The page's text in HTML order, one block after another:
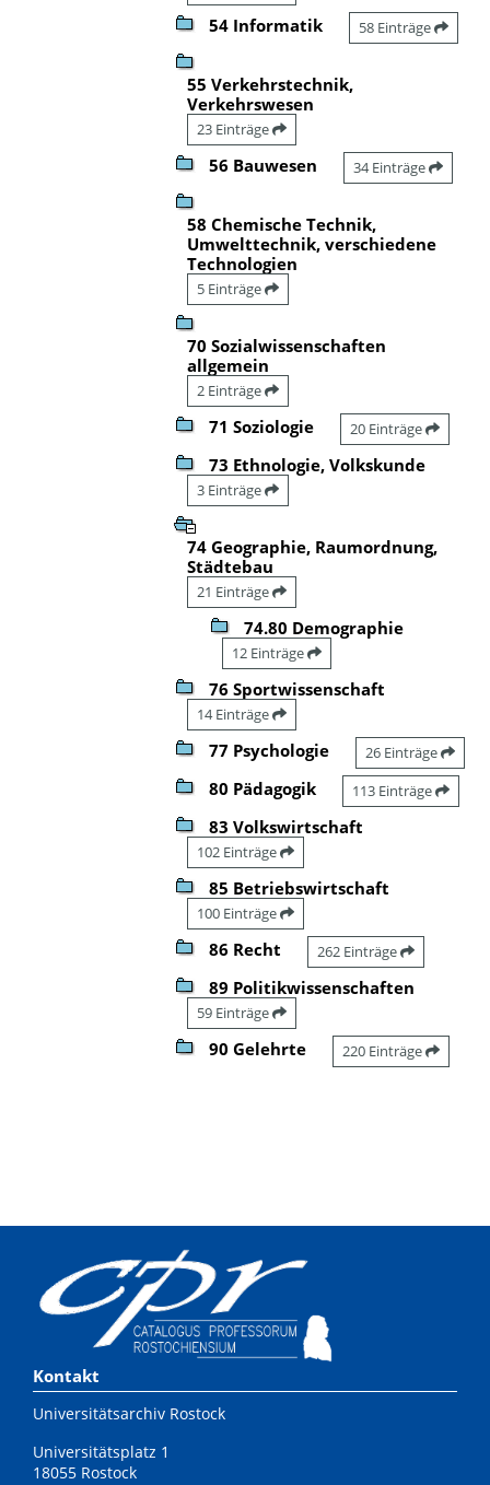
54 Informatik 58 Einträge
55 Verkehrstechnik,
Verkehrswesen
23 Einträge
56 Bauwesen 34 Einträge
58 Chemische Technik,
Umwelttechnik, verschiedene
Technologien
5 Einträge
70 Sozialwissenschaften
allgemein
2 Einträge
71 Soziologie 20 Einträge
73 Ethnologie, Volkskunde
3 Einträge
74 Geographie, Raumordnung,
Städtebau
21 Einträge
74.80 Demographie
12 Einträge
76 Sportwissenschaft
14 Einträge
77 Psychologie 26 Einträge
80 Pädagogik 113 Einträge
83 Volkswirtschaft
102 Einträge
85 Betriebswirtschaft
100 Einträge
86 Recht 262 Einträge
89 Politikwissenschaften
59 Einträge
90 Gelehrte 220 Einträge
Kontakt
Universitätsarchiv Rostock
Universitätsplatz 1
18055 Rostock